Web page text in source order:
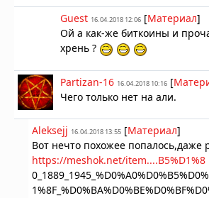
Guest 16.04.2018 12:06 [Материал]
Ой а как-же биткоины и
хрень ?
Partizan-16 16.04.2018 10:16 [
Чего только нет на али.
Aleksejj 16.04.2018 13:55 [Материал]
Вот нечто похожее попалось,даже
https://meshok.net/item....B5%D1%8